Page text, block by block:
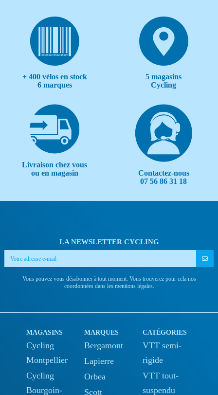
+ 400 vélos en stock
6 marques
5 magasins
Cycling
Livraison chez vous
ou en magasin
Contactez-nous
07 56 86 31 18
LA NEWSLETTER CYCLING
Vous pouvez vous désabonner à tout moment. Vous trouverez pour cela nos
coordonnées dans les mentions légales.
MAGASINS
Cycling
Montpellier
Cycling
Bourgoin-
MARQUES
Bergamont
Lapierre
Orbea
Scott
CATÉGORIES
VTT semi-
rigide
VTT tout-
suspendu